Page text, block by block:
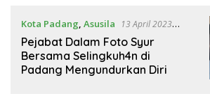
Kota Padang, Asusila
13 April 2023
12:00 WIB
Pejabat Dalam Foto Syur
Bersama Selingkuh4n di
Padang Mengundurkan Diri